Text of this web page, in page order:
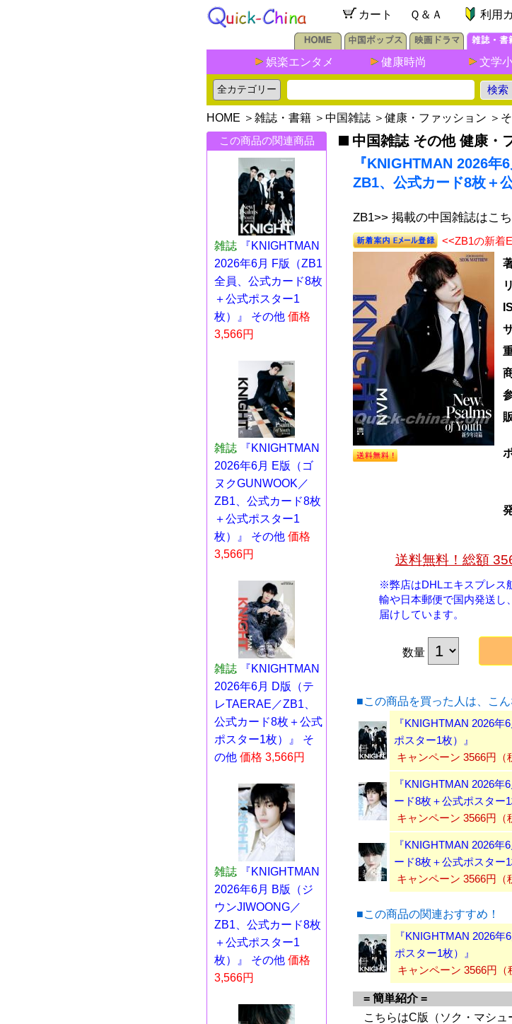
カート Ｑ＆Ａ 利用
娯楽エンタメ 健康時尚 文学
HOME ＞ 雑誌・書籍 ＞ 中国雑誌 ＞ 健康・ファッション ＞
この商品の関連商品
雑誌
『KNIGHTMAN
2026年6月 F版（ZB1
全員、公式カード8枚
＋公式ポスター1
枚）』 その他 価格
3,566円
雑誌
『KNIGHTMAN
2026年6月 E版（ゴ
ヌクGUNWOOK／
ZB1、公式カード8枚
＋公式ポスター1
枚）』 その他 価格
3,566円
雑誌
『KNIGHTMAN
2026年6月 D版（テ
レTAERAE／ZB1、
公式カード8枚＋公式
ポスター1枚）』 そ
の他 価格 3,566円
雑誌
『KNIGHTMAN
2026年6月 B版（ジ
ウンJIWOONG／
ZB1、公式カード8枚
＋公式ポスター1
枚）』 その他 価格
3,566円
中国雑誌 その他 健康・
『KNIGHTMAN 2026年
ZB1、公式カード8枚＋
ZB1>> 掲載の中国雑誌はこ
<<ZB1の新着
送料無料！総額
※弊店はDHLエキスプレス
輸や日本郵便で国内発送し
届けしています。
数量
■この商品を買った人は、こ
『KNIGHTMAN 2026
ポスター1枚）』
キャンペーン 3566円（
『KNIGHTMAN 2026
ード8枚＋公式ポスター1
キャンペーン 3566円（
『KNIGHTMAN 2026
ード8枚＋公式ポスター1
キャンペーン 3566円（
■この商品の関連おすすめ！
『KNIGHTMAN 2026
ポスター1枚）』
キャンペーン 3566円（
= 簡単紹介 =
こちらはC版（ソク・マシ